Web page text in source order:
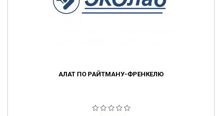
АЛАТ ПО РАЙТМАНУ-ФРЕНКЕЛЮ